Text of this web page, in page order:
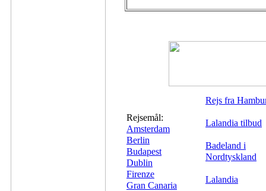
Rejsemål:
Amsterdam
Berlin
Budapest
Dublin
Firenze
Gran Canaria
Rejs fra
Lalandia tilbud
Badeland i
Nordtyskland
Lalandia